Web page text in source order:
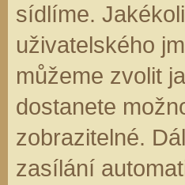
sídlíme.
uživatelského
můžeme zvolit
dostanete
zobrazitelné.
zasílání